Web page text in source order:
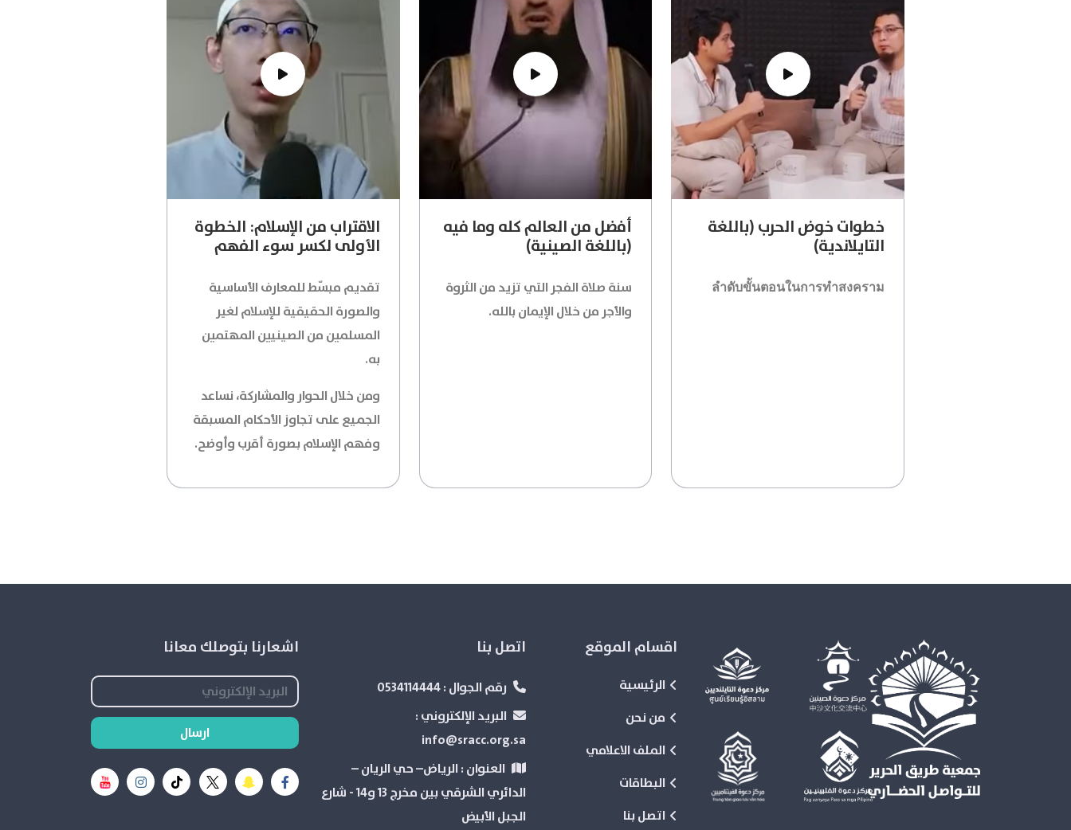
خطوات خوض الحرب (باللغة
التايلاندية)
ลำดับขั้นตอนในการทำสงคราม
أفضل من العالم كله وما فيه
(باللغة الصينية)
سنة صلاة الفجر التي تزيد من الثروة
والأجر من خلال الإيمان بالله.
الاقتراب من الإسلام: الخطوة
الأولى لكسر سوء الفهم
تقديم مبسّط للمعارف الأساسية
والصورة الحقيقية للإسلام لغير
المسلمين من الصينيين المهتمين
به.
ومن خلال الحوار والمشاركة، نساعد
الجميع على تجاوز الأحكام المسبقة
وفهم الإسلام بصورة أقرب وأوضح.
اقسام الموقع
الرئيسية
من نحن
الملف الاعلامي
البطاقات
اتصل بنا
اتصل بنا
رقم الجوال :
البريد الإلكتروني :
info@sracc.org.sa
العنوان :الرياض– حي الريان –
الدائري الشرقي بین مخرج 13 و14 - شارع
الجبل الأبيض
اشعارنا بتوصلك معانا
ارسال